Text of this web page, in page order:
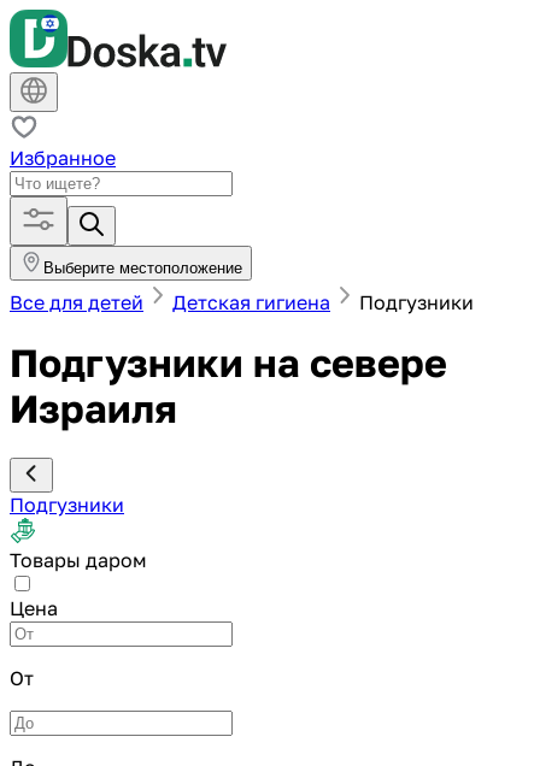
Избранное
Выберите местоположение
Все для детей Детская гигиена Подгузники
Подгузники на севере
Израиля
Подгузники
Товары даром
Цена
От